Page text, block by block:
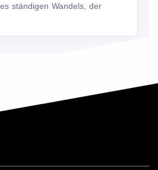
ständigen Wandels, der